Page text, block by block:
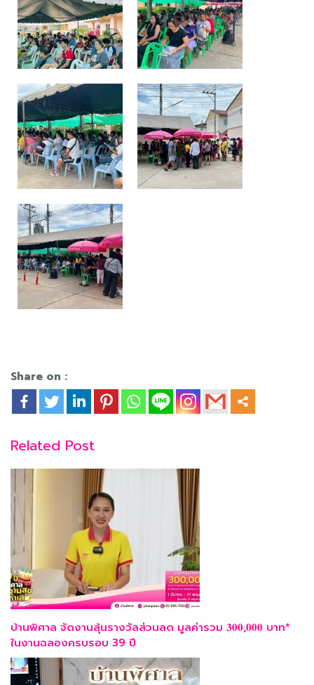
Share on :
Related Post
บ้านพิศาล จัดงานลุ้นรางวัลส่วนลด มูลค่ารวม 𝟑𝟎𝟎,𝟎𝟎𝟎 บาท*
ในงานฉลองครบรอบ 39 ปี